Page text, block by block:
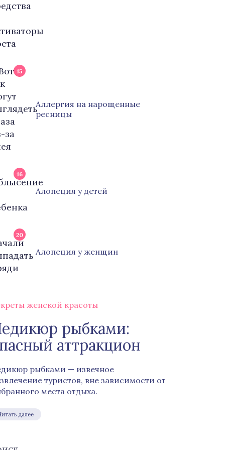
15
Аллергия на нарощенные
ресницы
16
Алопеция у детей
20
Алопеция у женщин
женской красоты
рыбками:
аттракцион
рыбками — извечное
туристов, вне зависимости от
места отдыха.
далее